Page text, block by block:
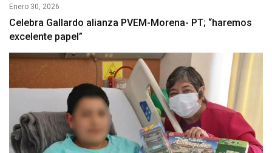
Enero 30, 2026
Celebra Gallardo alianza PVEM-Morena- PT; “haremos
excelente papel”